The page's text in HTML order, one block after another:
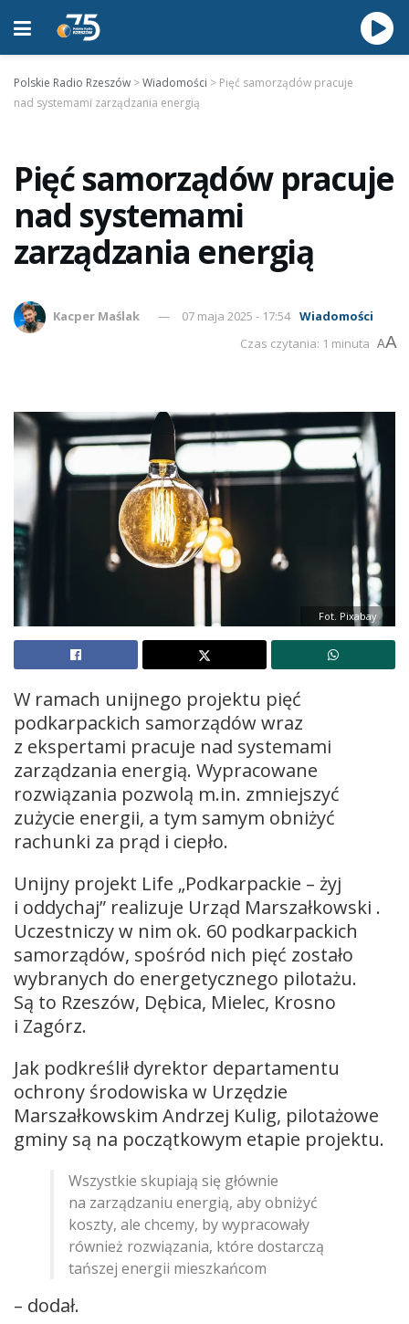
Polskie Radio Rzeszów >Wiadomości > Pięć samorządów pracuje
nad systemami zarządzania energią
Pięć samorządów pracuje
nad systemami
zarządzania energią
Kacper Maślak 07 maja 2025 - 17:54 Wiadomości
Czas czytania: 1 minuta AA
Fot. Pixabay
W ramach unijnego projektu pięć
podkarpackich samorządów wraz
z ekspertami pracuje nad systemami
zarządzania energią. Wypracowane
rozwiązania pozwolą m.in. zmniejszyć
zużycie energii, a tym samym obniżyć
rachunki za prąd i ciepło.
Unijny projekt Life „Podkarpackie – żyj
i oddychaj” realizuje Urząd Marszałkowski .
Uczestniczy w nim ok. 60 podkarpackich
samorządów, spośród nich pięć zostało
wybranych do energetycznego pilotażu.
Są to Rzeszów, Dębica, Mielec, Krosno
i Zagórz.
Jak podkreślił dyrektor departamentu
ochrony środowiska w Urzędzie
Marszałkowskim Andrzej Kulig, pilotażowe
gminy są na początkowym etapie projektu.
Wszystkie skupiają się głównie
na zarządzaniu energią, aby obniżyć
koszty, ale chcemy, by wypracowały
również rozwiązania, które dostarczą
tańszej energii mieszkańcom
– dodał.